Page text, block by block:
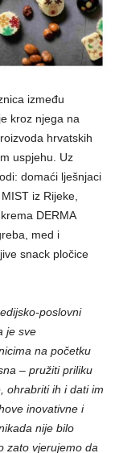
između
kroz njega na
hrvatskih
uspjehu. Uz
domaći lješnjaci
iz Rijeke,
DERMA
med i
snack pločice
poslovni
je sve
na početku
– pružiti priliku
ohrabriti ih i dati im
inovativne i
nije bilo
zato vjerujemo da